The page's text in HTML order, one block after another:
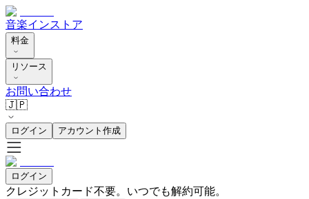
音楽インストア
料金
リソース
お問い合わせ
🇯🇵
ログイン アカウント作成
ログイン
クレジットカード不要。いつでも解約可能。